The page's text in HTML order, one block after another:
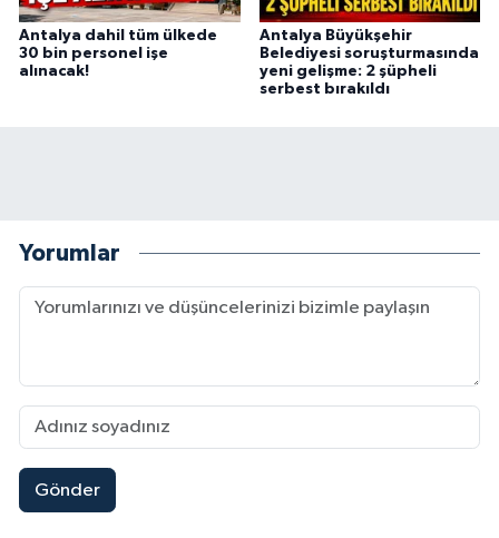
Antalya dahil tüm ülkede
30 bin personel işe
alınacak!
Antalya Büyükşehir
Belediyesi soruşturmasında
yeni gelişme: 2 şüpheli
serbest bırakıldı
Yorumlar
Gönder